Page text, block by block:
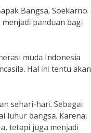
Bangsa, Soekarno.
panduan bagi
muda Indonesia
Hal ini tentu akan
sehari-hari. Sebagai
luhur bangsa. Karena,
tetapi juga menjadi